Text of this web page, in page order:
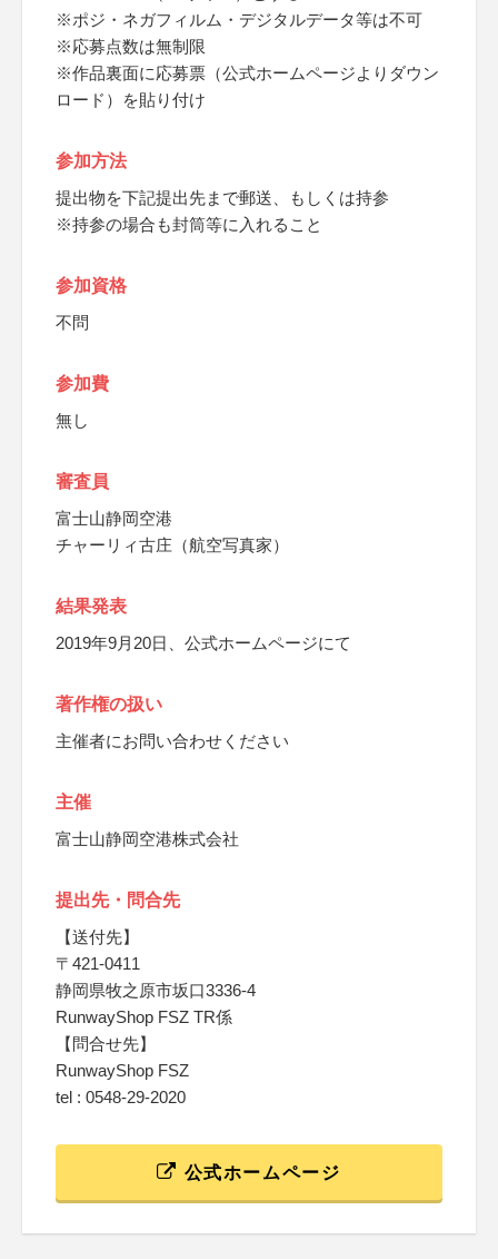
※ポジ・ネガフィルム・デジタルデータ等は不可
※応募点数は無制限
※作品裏面に応募票（公式ホームページよりダウン
ロード）を貼り付け
参加方法
提出物を下記提出先まで郵送、もしくは持参
※持参の場合も封筒等に入れること
参加資格
不問
参加費
無し
審査員
富士山静岡空港
チャーリィ古庄（航空写真家）
結果発表
2019年9月20日、公式ホームページにて
著作権の扱い
主催者にお問い合わせください
主催
富士山静岡空港株式会社
提出先・問合先
【送付先】
〒421-0411
静岡県牧之原市坂口3336-4
RunwayShop FSZ TR係
【問合せ先】
RunwayShop FSZ
tel : 0548-29-2020
公式ホームページ